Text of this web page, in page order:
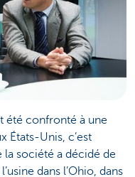
été confronté à une
États-Unis, c’est
société a décidé de
dans l’Ohio, dans